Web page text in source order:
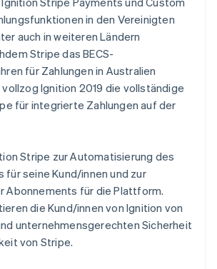
in den Vereinigten
auch in weiteren Ländern
Stripe das BECS-
für Zahlungen in Australien
Ignition 2019 die vollständige
für integrierte Zahlungen auf der
Stripe zur Automatisierung des
für seine Kund/innen und zur
Abonnements für die Plattform.
die Kund/innen von Ignition von
unternehmensgerechten Sicherheit
von Stripe.